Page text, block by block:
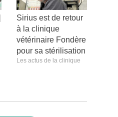
Sirius est de retour
à la clinique
vétérinaire Fondère
pour sa stérilisation
Les actus de la clinique